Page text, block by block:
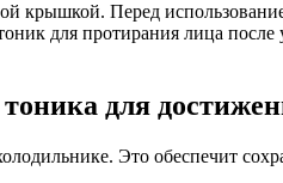
крышкой. Перед
для протирания лица
для
Это обеспечит